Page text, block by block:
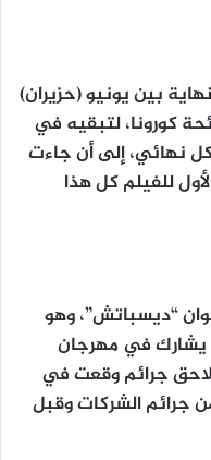
بين يونيو (حزيران)
جاءت جائحة كورونا، لتبقيه في
نهائي، إلى أن جاءت
للفيلم كل هذا
“ديسباتش”، وهو
يشارك في مهرجان
جرائم وقعت في
جرائم الشركات وقبل